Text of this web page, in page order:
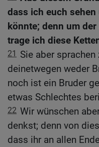
dass ich euch
könnte; denn um
trage ich diese
21 Sie aber
deinetwegen weder
noch ist ein Bruder
etwas Schlechtes
22 Wir wünschen
denkst; denn von
dass ihr an allen